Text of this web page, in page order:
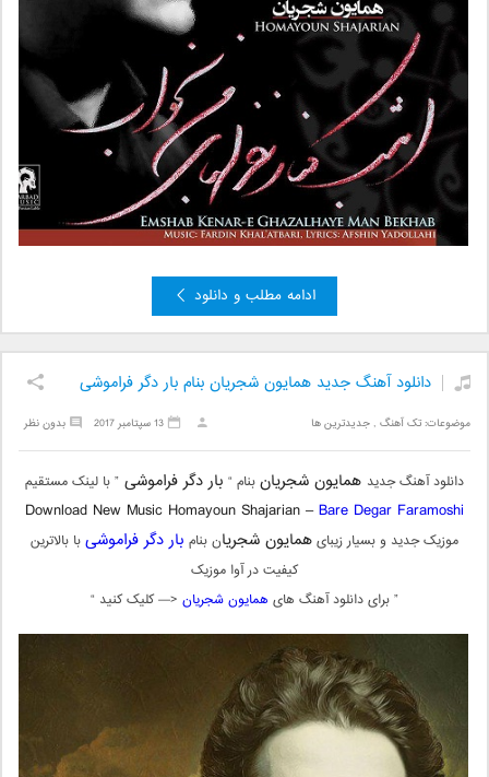
ادامه مطلب و دانلود
دانلود آهنگ جدید همایون شجریان بنام بار دگر فراموشی
موضوعات:تک آهنگ ,جدیدترین ها بدون نظر 13 سپتامبر 2017
دانلود آهنگ جدید همایون شجریانبنام “ بار دگر فراموشی ” با لینک مستقیم
Download New Music Homayoun Shajarian –Bare Degar Faramoshi
موزیک جدید و بسیار زیبایهمایون شجریان بنام بار دگر فراموشیبا بالاترین
کیفیت در آوا موزیک
” برای دانلود آهنگ های همایون شجریان <— کلیک کنید “